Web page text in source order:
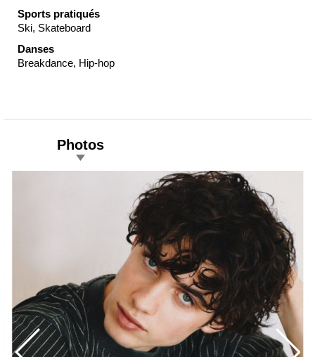
Sports pratiqués
Ski, Skateboard
Danses
Breakdance, Hip-hop
Photos